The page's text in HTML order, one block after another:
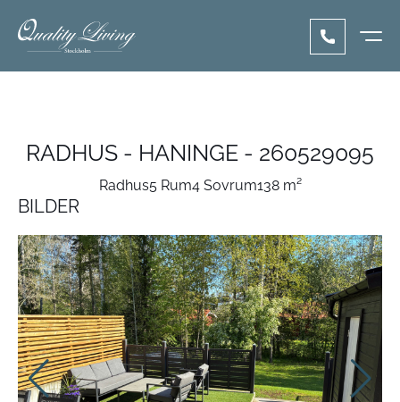
RADHUS - HANINGE - 260529095
Radhus5 Rum4 Sovrum138 m²
BILDER